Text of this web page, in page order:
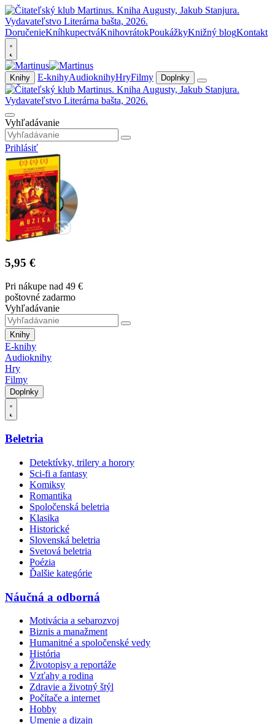
DoručenieKníhkupectváKnihovrátokPoukážkyKnižný blogKontakt
Knihy E-knihyAudioknihyHryFilmy Doplnky
Vyhľadávanie
Prihlásiť
5,95 €
Pri nákupe nad 49 €
poštovné zadarmo
Vyhľadávanie
Knihy
E-knihy
Audioknihy
Hry
Filmy
Doplnky
Beletria
Detektívky, trilery a horory
Sci-fi a fantasy
Komiksy
Romantika
Spoločenská beletria
Klasika
Historické
Slovenská beletria
Svetová beletria
Poézia
Ďalšie kategórie
Náučná a odborná
Motivácia a sebarozvoj
Biznis a manažment
Humanitné a spoločenské vedy
História
Životopisy a reportáže
Vzťahy a rodina
Zdravie a životný štýl
Počítače a internet
Hobby
Umenie a dizajn